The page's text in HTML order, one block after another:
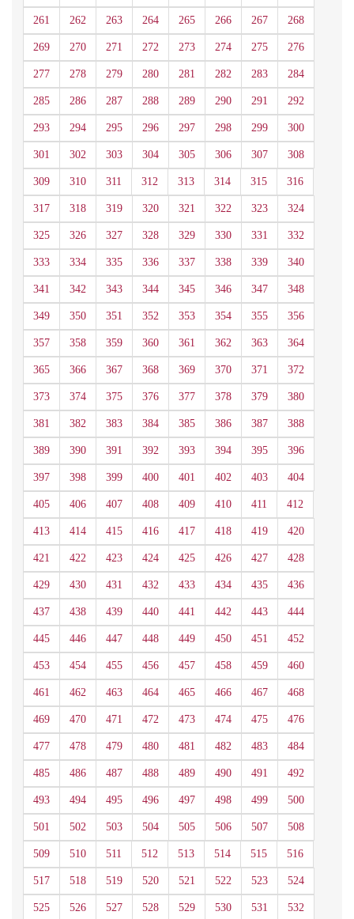
261 262 263 264 265 266 267 268
269 270 271 272 273 274 275 276
277 278 279 280 281 282 283 284
285 286 287 288 289 290 291 292
293 294 295 296 297 298 299 300
301 302 303 304 305 306 307 308
309 310 311 312 313 314 315 316
317 318 319 320 321 322 323 324
325 326 327 328 329 330 331 332
333 334 335 336 337 338 339 340
341 342 343 344 345 346 347 348
349 350 351 352 353 354 355 356
357 358 359 360 361 362 363 364
365 366 367 368 369 370 371 372
373 374 375 376 377 378 379 380
381 382 383 384 385 386 387 388
389 390 391 392 393 394 395 396
397 398 399 400 401 402 403 404
405 406 407 408 409 410 411 412
413 414 415 416 417 418 419 420
421 422 423 424 425 426 427 428
429 430 431 432 433 434 435 436
437 438 439 440 441 442 443 444
445 446 447 448 449 450 451 452
453 454 455 456 457 458 459 460
461 462 463 464 465 466 467 468
469 470 471 472 473 474 475 476
477 478 479 480 481 482 483 484
485 486 487 488 489 490 491 492
493 494 495 496 497 498 499 500
501 502 503 504 505 506 507 508
509 510 511 512 513 514 515 516
517 518 519 520 521 522 523 524
525 526 527 528 529 530 531 532